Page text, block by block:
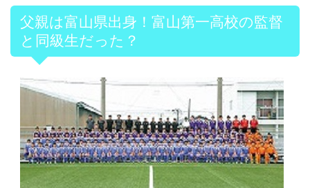
父親は富山県出身！富山第一高校の監督
と同級生だった？